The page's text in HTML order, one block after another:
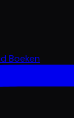
Boeken